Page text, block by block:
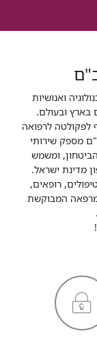
ואנושיות
בארץ ובעולם.
לפקולטה לרפואה
אשפוז. רמב"ם מספק שירותי
הביטחון, ומשמש
רופאים,
המבוקשת